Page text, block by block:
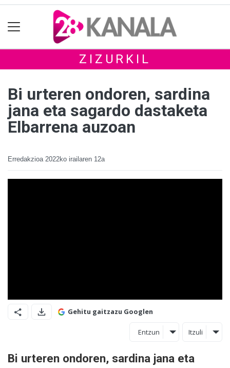
ZIZURKIL
Bi urteren ondoren, sardina
jana eta sagardo dastaketa
Elbarrena auzoan
Erredakzioa 2022ko irailaren 12a
Gehitu gaitzazu Googlen
Entzun Itzuli
Bi urteren ondoren, sardina jana eta